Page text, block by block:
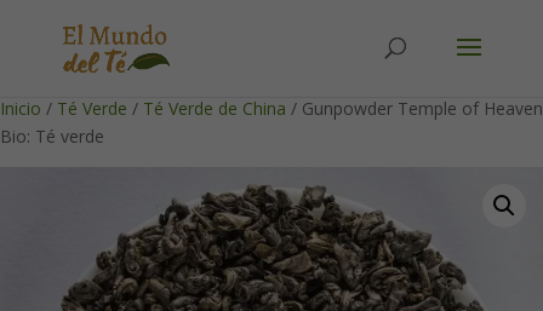
Inicio / Té Verde / Té Verde de China / Gunpowder Temple of Heaven
Bio: Té verde